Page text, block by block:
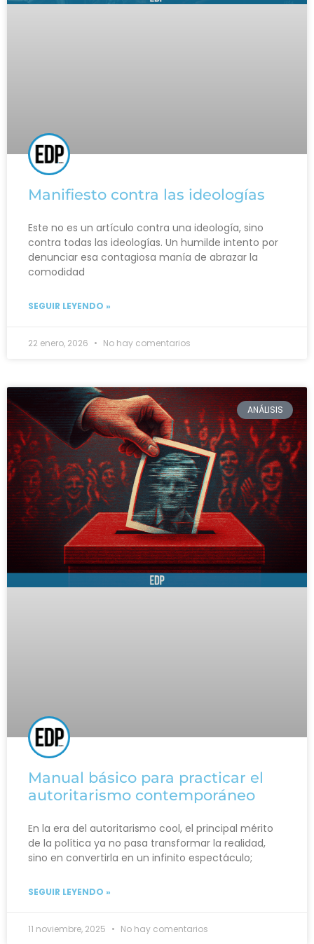
Manifiesto contra las ideologías
Este no es un artículo contra una ideología, sino
contra todas las ideologías. Un humilde intento por
denunciar esa contagiosa manía de abrazar la
comodidad
SEGUIR LEYENDO »
22 enero, 2026 No hay comentarios
ANÁLISIS
Manual básico para practicar el
autoritarismo contemporáneo
En la era del autoritarismo cool, el principal mérito
de la política ya no pasa transformar la realidad,
sino en convertirla en un infinito espectáculo;
SEGUIR LEYENDO »
11 noviembre, 2025 No hay comentarios